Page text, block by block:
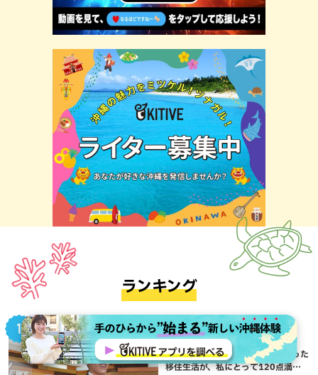
ランキング
地域,暮らし,本島南部,沖縄移住,那覇市
アナウンサーが語る”沖縄移
住”Vol.01：偶然のご縁から始まった
移住生活が、私にとって120点満点